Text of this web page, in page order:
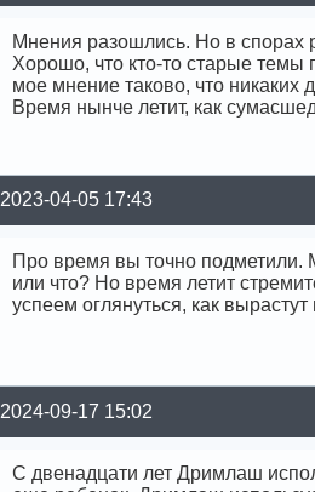
Мнения разошлись. Но в спорах
Хорошо, что кто-то старые темы
мое мнение таково, что никаких
Время нынче летит, как
2023-04-05 17:43
Про время вы точно подметили.
или что? Но время летит
успеем оглянуться, как
2024-09-17 15:02
С двенадцати лет Дримлаш